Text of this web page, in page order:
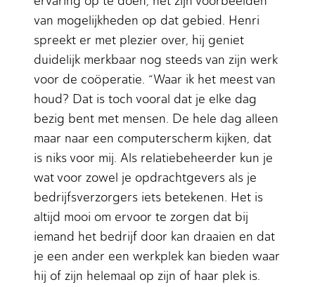
van mogelijkheden op dat gebied. Henri
spreekt er met plezier over, hij geniet
duidelijk merkbaar nog steeds van zijn werk
voor de coöperatie. “Waar ik het meest van
houd? Dat is toch vooral dat je elke dag
bezig bent met mensen. De hele dag alleen
maar naar een computerscherm kijken, dat
is niks voor mij. Als relatiebeheerder kun je
wat voor zowel je opdrachtgevers als je
bedrijfsverzorgers iets betekenen. Het is
altijd mooi om ervoor te zorgen dat bij
iemand het bedrijf door kan draaien en dat
je een ander een werkplek kan bieden waar
hij of zijn helemaal op zijn of haar plek is.